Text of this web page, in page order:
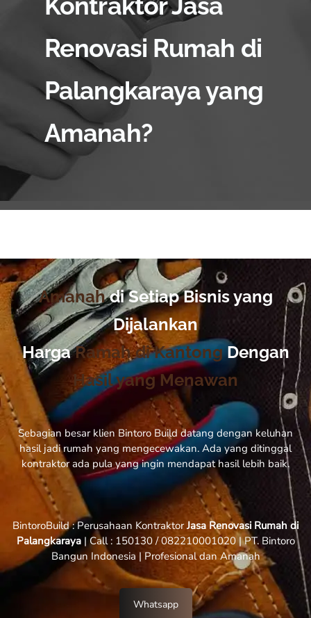
Renovasi Rumah di
Palangkaraya yang
Amanah?
Amanahdi Setiap Bisnis yang
Dijalankan
HargaRamah di KantongDengan
Hasil yang Menawan
Sebagian besar klien Bintoro Build datang dengan keluhan
hasil jadi rumah yang mengecewakan. Ada yang ditinggal
kontraktor ada pula yang ingin mendapat hasil lebih baik.
BintoroBuild : Perusahaan KontraktorJasa Renovasi Rumah di
Palangkaraya | Call : 150130 / 082210001020 | PT. Bintoro
Bangun Indonesia | Profesional dan Amanah
Whatsapp